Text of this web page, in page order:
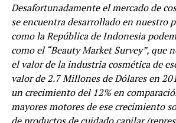
Desafortunadamente el mercado de
se encuentra desarrollado en nuestro
como la República de Indonesia
como el “Beauty Market Survey”, que
el valor de la industria cosmética de
valor de 2.7 Millones de Dólares en
un crecimiento del 12% en
mayores motores de ese crecimiento